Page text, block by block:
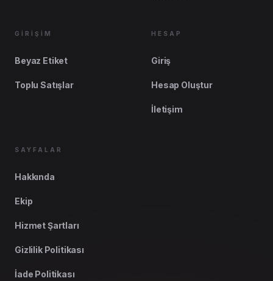
GİRİŞİM
Beyaz Etiket
Toplu Satışlar
HESAP
Giriş
Hesap Oluştur
İletişim
SAYFALAR
Hakkında
Ekip
Hizmet Şartları
Gizlilik Politikası
İade Politikası